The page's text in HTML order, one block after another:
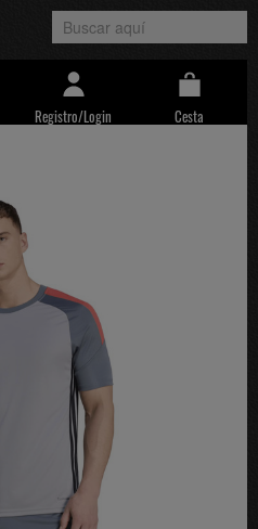
Registro/Login Cesta